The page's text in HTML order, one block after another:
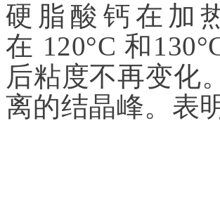
硬脂酸钙在加
在 120°C 和
后粘度不再变化
离的结晶峰。表